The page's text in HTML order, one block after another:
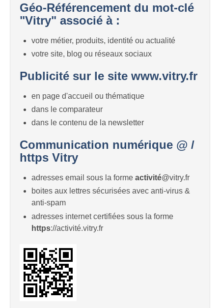
Géo-Référencement du mot-clé
"Vitry" associé à :
votre métier, produits, identité ou actualité
votre site, blog ou réseaux sociaux
Publicité sur le site www.vitry.fr
en page d'accueil ou thématique
dans le comparateur
dans le contenu de la newsletter
Communication numérique @ /
https Vitry
adresses email sous la forme activité@vitry.fr
boites aux lettres sécurisées avec anti-virus &
anti-spam
adresses internet certifiées sous la forme
https://activité.vitry.fr